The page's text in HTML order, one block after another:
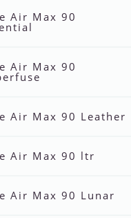
Air Max 90
Air Max 90
Air Max 90 Leather
Air Max 90 ltr
Air Max 90 Lunar